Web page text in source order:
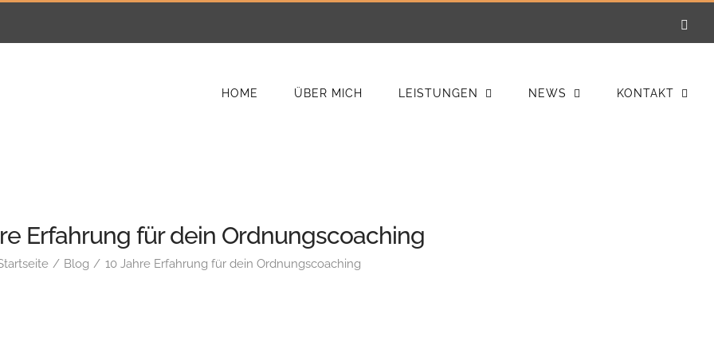
HOME ÜBER MICH LEISTUNGEN NEWS KONTAKT
Erfahrung für dein Ordnungscoaching
Blog 10 Jahre Erfahrung für dein Ordnungscoaching